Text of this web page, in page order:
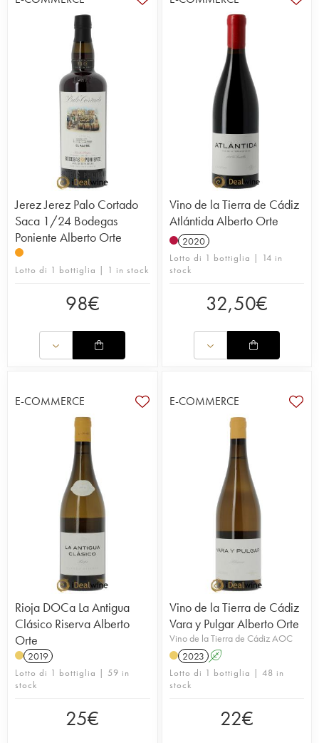
Jerez Jerez Palo Cortado
Saca 1/24 Bodegas
Poniente Alberto Orte
Lotto di 1 bottiglia | 1 in stock
98€
Vino de la Tierra de Cádiz
Atlántida Alberto Orte
2020
Lotto di 1 bottiglia | 14 in
stock
32,50€
E-COMMERCE
Rioja DOCa La Antigua
Clásico Riserva Alberto
Orte
2019
Lotto di 1 bottiglia | 59 in
stock
25€
E-COMMERCE
Vino de la Tierra de Cádiz
Vara y Pulgar Alberto Orte
Vino de la Tierra de Cádiz AOC
2023 A
Lotto di 1 bottiglia | 48 in
stock
22€